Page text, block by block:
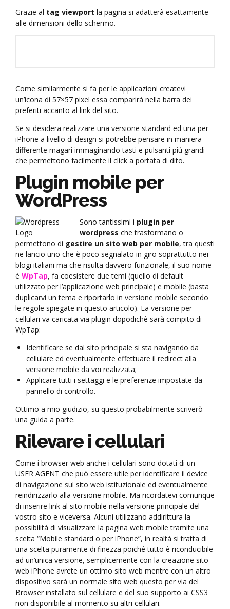
Grazie al tag viewport la pagina si adatterà esattamente
alle dimensioni dello schermo.
Come similarmente si fa per le applicazioni createvi
un’icona di 57×57 pixel essa comparirà nella barra dei
preferiti accanto al link del sito.
Se si desidera realizzare una versione standard ed una per
iPhone a livello di design si potrebbe pensare in maniera
differente magari immaginando tasti e pulsanti più grandi
che permettono facilmente il click a portata di dito.
Plugin mobile per
WordPress
Sono tantissimi i plugin per
wordpress che trasformano o
permettono di gestire un sito web per mobile, tra questi
ne lancio uno che è poco segnalato in giro soprattutto nei
blogi italiani ma che risulta davvero funzionale, il suo nome
è WpTap, fa coesistere due temi (quello di default
utilizzato per l’applicazione web principale) e mobile (basta
duplicarvi un tema e riportarlo in versione mobile secondo
le regole spiegate in questo articolo). La versione per
cellulari va caricata via plugin dopodichè sarà compito di
WpTap:
Identificare se dal sito principale si sta navigando da
cellulare ed eventualmente effettuare il redirect alla
versione mobile da voi realizzata;
Applicare tutti i settaggi e le preferenze impostate da
pannello di controllo.
Ottimo a mio giudizio, su questo probabilmente scriverò
una guida a parte.
Rilevare i cellulari
Come i browser web anche i cellulari sono dotati di un
USER AGENT che può essere utile per identificare il device
di navigazione sul sito web istituzionale ed eventualmente
reindirizzarlo alla versione mobile. Ma ricordatevi comunque
di inserire link al sito mobile nella versione principale del
vostro sito e viceversa. Alcuni utilizzano addirittura la
possibilità di visualizzare la pagina web mobile tramite una
scelta “Mobile standard o per iPhone”, in realtà si tratta di
una scelta puramente di finezza poiché tutto è riconducibile
ad un’unica versione, semplicemente con la creazione sito
web iPhone avrete un ottimo sito web mentre con un altro
dispositivo sarà un normale sito web questo per via del
Browser installato sul cellulare e del suo supporto ai CSS3
non disponibile al momento su altri cellulari.